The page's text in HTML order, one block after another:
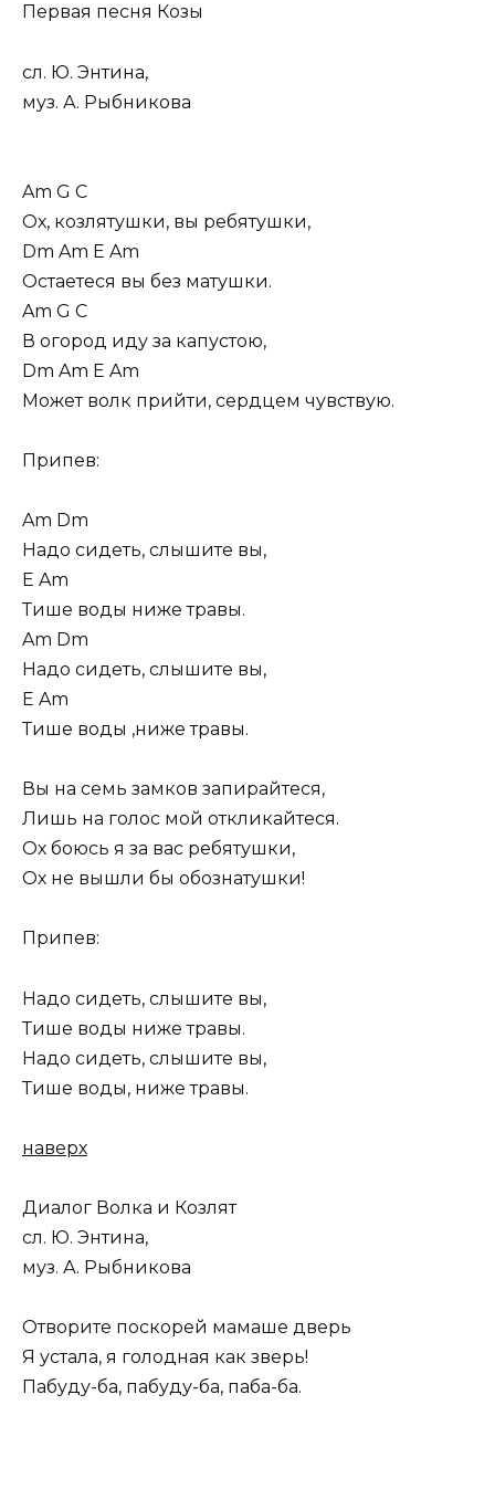
Первая песня Козы
сл. Ю. Энтина,
муз. А. Рыбникова
Am G C
Ох, козлятушки, вы ребятушки,
Dm Am E Am
Остаетеся вы без матушки.
Am G C
В огород иду за капустою,
Dm Am E Am
Может волк прийти, сердцем чувствую.
Припев:
Am Dm
Надо сидеть, слышите вы,
E Am
Тише воды ниже травы.
Am Dm
Надо сидеть, слышите вы,
E Am
Тише воды ,ниже травы.
Вы на семь замков запирайтеся,
Лишь на голос мой откликайтеся.
Ох боюсь я за вас ребятушки,
Ох не вышли бы обознатушки!
Припев:
Надо сидеть, слышите вы,
Тише воды ниже травы.
Надо сидеть, слышите вы,
Тише воды, ниже травы.
наверх
Диалог Волка и Козлят
сл. Ю. Энтина,
муз. А. Рыбникова
Отворите поскорей мамаше дверь
Я устала, я голодная как зверь!
Пабуду-ба, пабуду-ба, паба-ба.